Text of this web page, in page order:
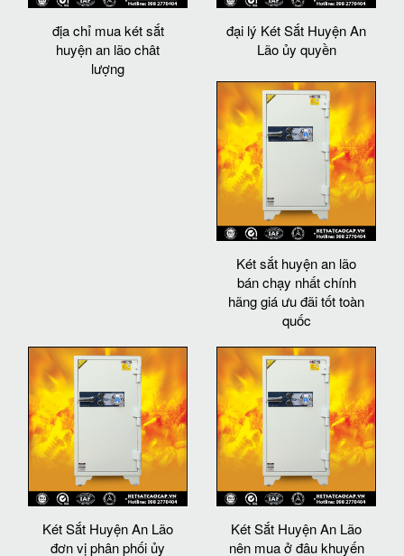
địa chỉ mua két sắt
huyện an lão chât
lượng
đại lý Két Sắt Huyện An
Lão ủy quyền
Két sắt huyện an lão
bán chạy nhất chính
hãng giá ưu đãi tốt toàn
quốc
Két Sắt Huyện An Lão
đơn vị phân phối ủy
Két Sắt Huyện An Lão
nên mua ở đâu khuyến